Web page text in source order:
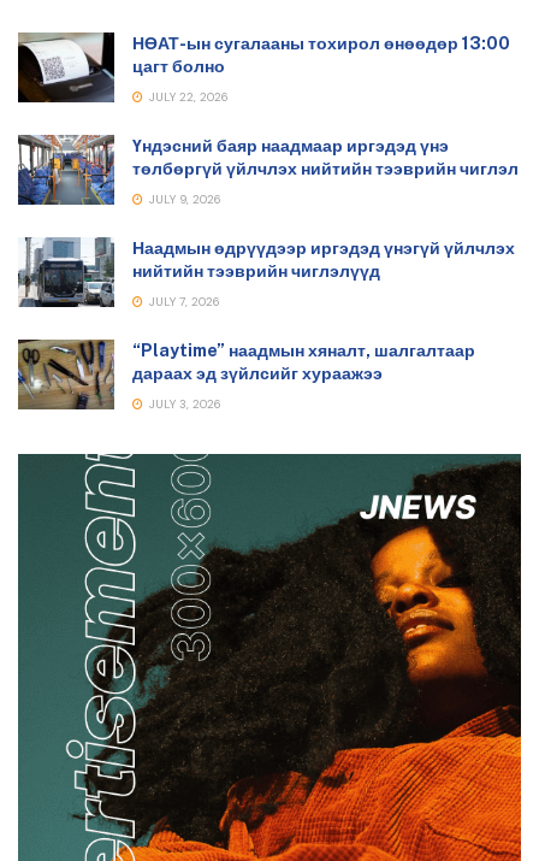
НӨАТ-ын сугалааны тохирол өнөөдөр 13:00
цагт болно
JULY 22, 2026
Үндэсний баяр наадмаар иргэдэд үнэ
төлбөргүй үйлчлэх нийтийн тээврийн чиглэл
JULY 9, 2026
Наадмын өдрүүдээр иргэдэд үнэгүй үйлчлэх
нийтийн тээврийн чиглэлүүд
JULY 7, 2026
“Playtime” наадмын хяналт, шалгалтаар
дараах эд зүйлсийг хураажээ
JULY 3, 2026